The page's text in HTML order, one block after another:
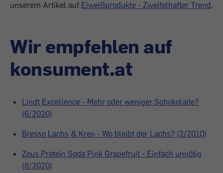
unserem Artikel auf Eiweißprodukte - Zweifelhafter Trend.
Wir empfehlen auf
konsument.at
Lindt Excellence - Mehr oder weniger Schokolade?
(6/2020)
Bresso Lachs & Kren - Wo bleibt der Lachs? (2/2010)
Zeus Protein Soda Pink Grapefruit - Einfach unnötig
(8/2020)